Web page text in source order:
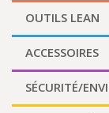
OUTILS LEAN
ACCESSOIRES
SÉCURITÉ/